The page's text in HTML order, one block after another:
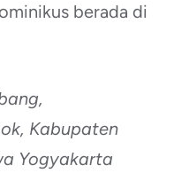
berada di
Kabupaten
Yogyakarta